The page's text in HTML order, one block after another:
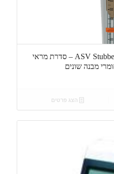
ASV Stubbe – DFM Flowmeter Series – סדרת מראי
מבנה שונים
הצג פרטים